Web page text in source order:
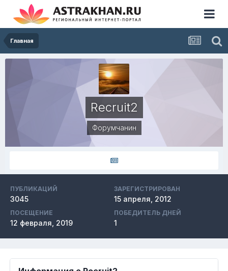
Главная
Recruit2
Форумчанин
ПУБЛИКАЦИЙ
3045
ЗАРЕГИСТРИРОВАН
15 апреля, 2012
ПОСЕЩЕНИЕ
12 февраля, 2019
ПОБЕДИТЕЛЬ ДНЕЙ
1